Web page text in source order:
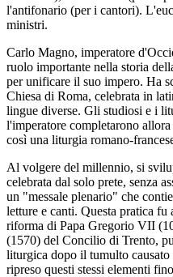
l'antifonario (per i cantori).
ministri.
Carlo Magno, imperatore
ruolo importante nella storia
per unificare il suo impero. Ha
Chiesa di Roma, celebrata in
lingue diverse. Gli studiosi e i
l'imperatore completarono
così una liturgia romano-
Al volgere del millennio, si
celebrata dal solo prete, senza
un "messale plenario" che
letture e canti. Questa pratica
riforma di Papa Gregorio VII
(1570) del Concilio di Trento,
liturgica dopo il tumulto
ripreso questi stessi elementi